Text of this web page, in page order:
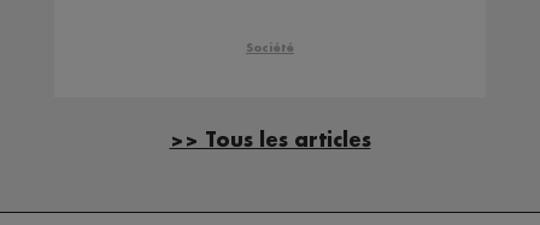
Société
>> Tous les articles